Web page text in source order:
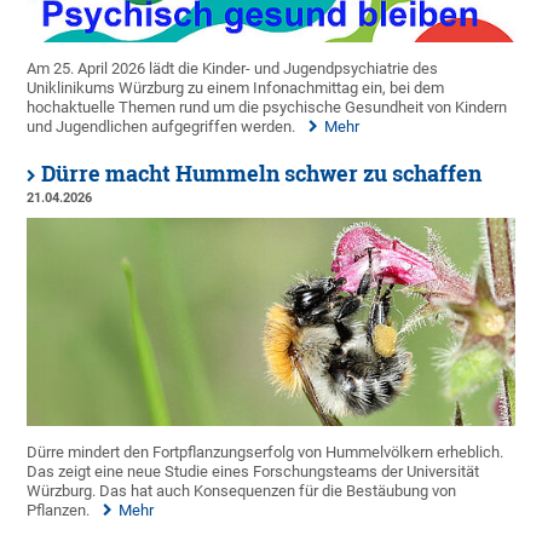
Am 25. April 2026 lädt die Kinder- und Jugendpsychiatrie des
Uniklinikums Würzburg zu einem Infonachmittag ein, bei dem
hochaktuelle Themen rund um die psychische Gesundheit von Kindern
und Jugendlichen aufgegriffen werden.
Mehr
Dürre macht Hummeln schwer zu schaffen
21.04.2026
Dürre mindert den Fortpflanzungserfolg von Hummelvölkern erheblich.
Das zeigt eine neue Studie eines Forschungsteams der Universität
Würzburg. Das hat auch Konsequenzen für die Bestäubung von
Pflanzen.
Mehr